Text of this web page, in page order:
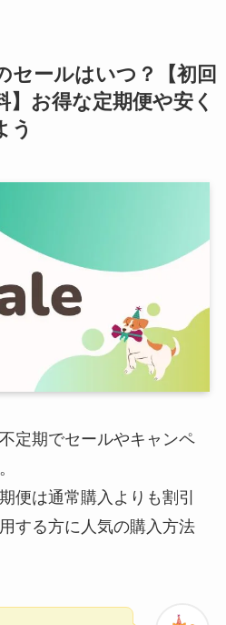
セールはいつ？【初回
】お得な定期便や安く
う
定期でセールやキャンペ
便は通常購入よりも割引
する方に人気の購入方法